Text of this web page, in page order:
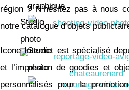
Studio
photo
graphique
Studio
photo
région ? N’hésitez pas à nous
notre catalogue d’objets
Icone Internet est spécialisé
et l’impresion de goodies et
personnalisés pour la